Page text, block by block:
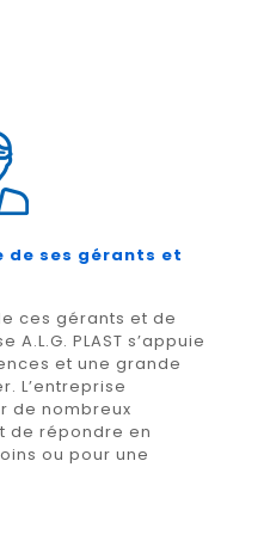
de ses gérants et
ces gérants et de
PLAST s’appuie
et une grande
L’entreprise
de nombreux
de répondre en
ou pour une